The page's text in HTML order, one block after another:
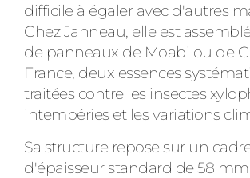
difficile à égaler avec d'autres
Chez Janneau, elle est
de panneaux de Moabi ou de
France, deux essences
traitées contre les insectes
intempéries et les variations
Sa structure repose sur un
d'épaisseur standard de 58